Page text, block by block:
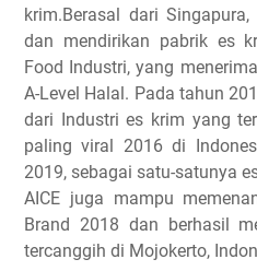
krim.Berasal dari
dan mendirikan pabrik es
Food Industri, yang
A-Level Halal. Pada tahun
dari Industri es krim yang
paling viral 2016 di
2019, sebagai satu-satunya
AICE juga mampu
Brand 2018 dan berhasil
tercanggih di Mojokerto,